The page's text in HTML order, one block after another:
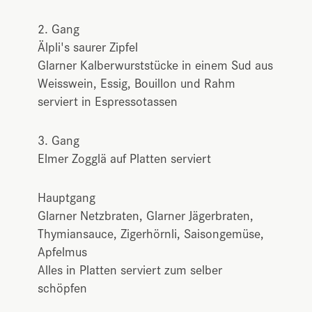
2. Gang
Älpli's saurer Zipfel
Glarner Kalberwurststücke in einem Sud aus
Weisswein, Essig, Bouillon und Rahm
serviert in Espressotassen
3. Gang
Elmer Zogglä auf Platten serviert
Hauptgang
Glarner Netzbraten, Glarner Jägerbraten,
Thymiansauce, Zigerhörnli, Saisongemüse,
Apfelmus
Alles in Platten serviert zum selber
schöpfen